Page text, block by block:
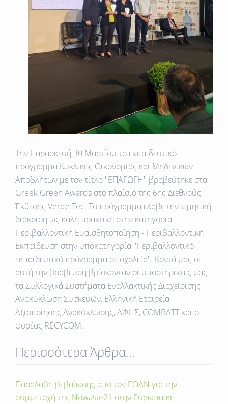
Tην Παρασκευή 30 Μαρτίου το εκπαιδευτικό
πρόγραμμα Κυκλικής Οικονομίας και Μηδενικών
Αποβλήτων με τον τίτλο ''ΕΠΑΓΩΓΗ'' βραβεύτηκε στα
Greek Green Awards στο πλαίσιο της 6ης Διεθνούς
Έκθεσης Verde.Tec. To πρόγραμμα έλαβε την τιμητική
διάκριση ως καλή πρακτική στην κατηγορία
Περιβαλλοντική Ευαισθητοποίηση - Περιβαλλοντική
Εκπαίδευση στην υποκατηγορία ''Περιβαλλοντικό
εκπαιδευτικό πρόγραμμα σε σχολεία''. Κοντά μας σε
αυτή την βράβευση βρίσκονταν οι υποστηρικτές μας
τα Συλλογικά Συστήματα Εναλλακτικής Διαχείρισης
Ανακύκλωση Συσκευών, Ελληνική Εταιρεία
Αξιοποίησης Ανακύκλωσης, AΦΗΣ, COMBATT και ο
φορέας RECYCOM.
Περισσότερα Άρθρα...
Παραλαβή βεβαίωσης από τον ΕΟΑΝ για την
συμμετοχή της Nowaste21 στην Ευρωπαϊκή